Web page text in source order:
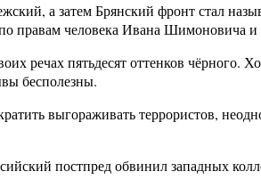
а затем Брянский фронт стал
правам человека Ивана Шимоновича
речах пятьдесят оттенков чёрного.
бесполезны.
выгораживать террористов,
постпред обвинил западных